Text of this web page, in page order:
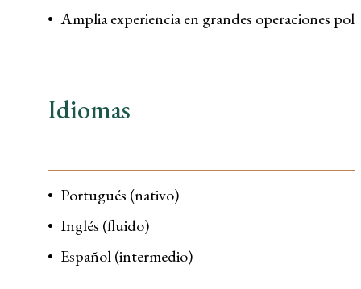
Amplia experiencia en grandes operaciones
Idiomas
Portugués (nativo)
Inglés (fluido)
Español (intermedio)